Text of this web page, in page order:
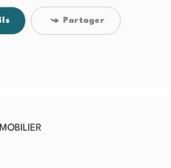
Partager